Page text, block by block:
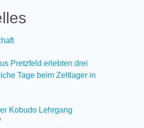
Pretzfeld erlebten drei
Tage beim Zeltlager in
Kobudo Lehrgang